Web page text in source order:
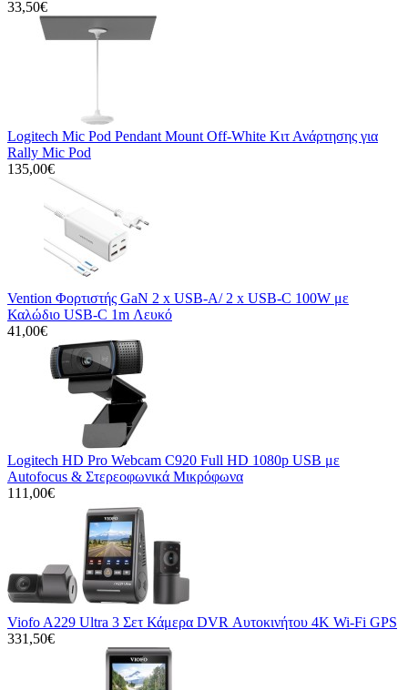
33,50€
Logitech Mic Pod Pendant Mount Off-White Κιτ Ανάρτησης για
Rally Mic Pod
135,00€
Vention Φορτιστής GaN 2 x USB-A/ 2 x USB-C 100W με
Καλώδιο USB-C 1m Λευκό
41,00€
Logitech HD Pro Webcam C920 Full HD 1080p USB με
Autofocus & Στερεοφωνικά Μικρόφωνα
111,00€
Viofo A229 Ultra 3 Σετ Κάμερα DVR Αυτοκινήτου 4K Wi-Fi GPS
331,50€